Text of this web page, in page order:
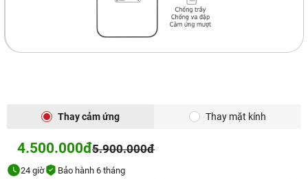
Thay cảm ứng Thay mặt kính
4.500.000đ5.900.000đ
24 giờ Bảo hành 6 tháng